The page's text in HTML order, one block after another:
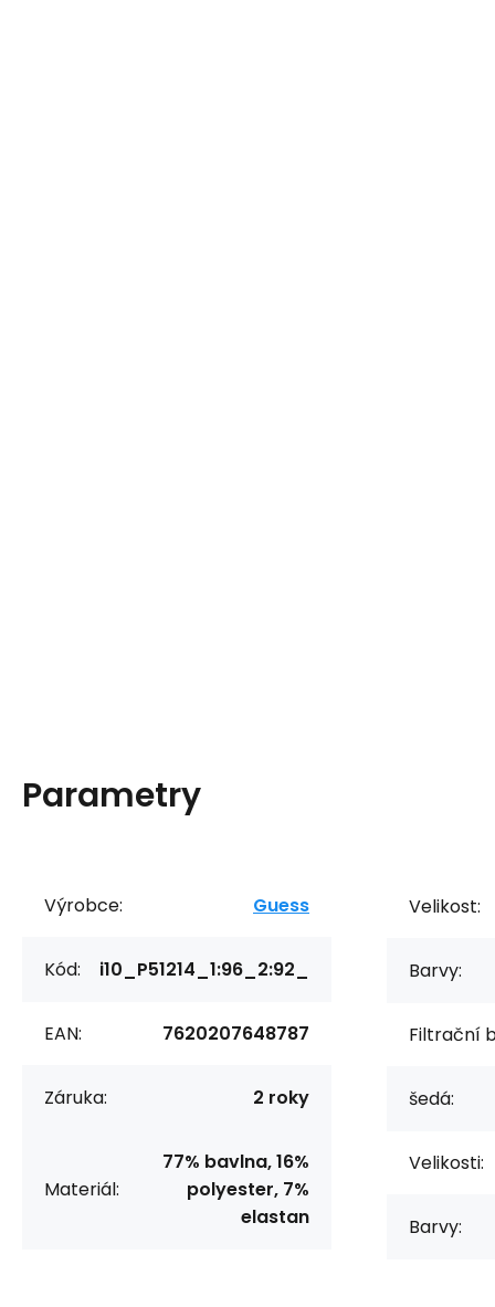
Parametry
Výrobce: Guess
Kód: i10_P51214_1:96_2:92_
EAN: 7620207648787
Záruka: 2 roky
Materiál:
77% bavlna, 16%
polyester, 7%
elastan
Velikost:
Barvy:
Filtrační
šedá:
Velikosti:
Barvy: